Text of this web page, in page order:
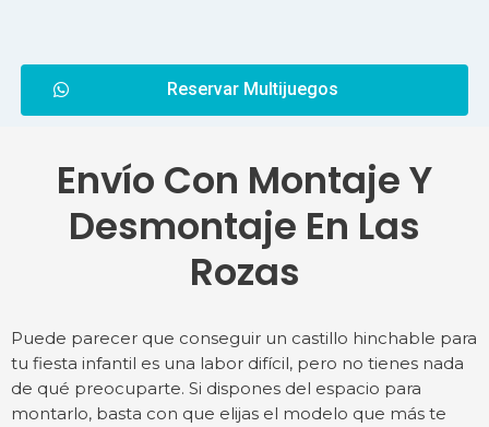
Reservar Multijuegos
Envío Con Montaje Y
Desmontaje En Las
Rozas
Puede parecer que conseguir un castillo hinchable para
tu fiesta infantil es una labor difícil, pero no tienes nada
de qué preocuparte. Si dispones del espacio para
montarlo, basta con que elijas el modelo que más te